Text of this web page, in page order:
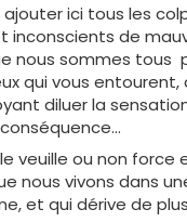
ajouter ici tous les
inconscients de
nous sommes tous
qui vous
diluer la
veuille ou non force
nous vivons dans
et qui dérive de